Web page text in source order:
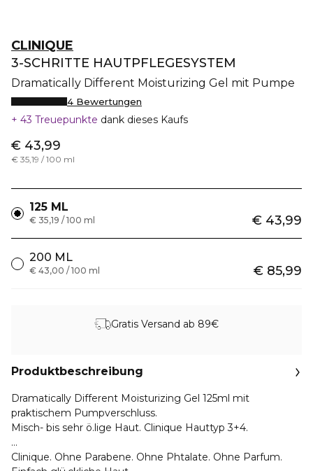
CLINIQUE
3-SCHRITTE HAUTPFLEGESYSTEM
Dramatically Different Moisturizing Gel mit Pumpe
4 Bewertungen
43 Treuepunkte dank dieses Kaufs
€ 43,99
€ 35,19 / 100 ml
125 ML
€ 43,99
€ 35,19 / 100 ml
200 ML
€ 85,99
€ 43,00 / 100 ml
Gratis Versand ab 89€
Produktbeschreibung
Dramatically Different Moisturizing Gel 125ml mit
praktischem Pumpverschluss.
Misch- bis sehr ö.lige Haut. Clinique Hauttyp 3+4.
Leichtes, ö.lfreies Gel, das die ö.lige Haut mit der nö.tigen
Clinique. Ohne Parabene. Ohne Phtalate. Ohne Parfum.